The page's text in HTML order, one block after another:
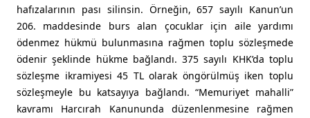
hafızalarının pası silinsin. Örneğin, 657 sayılı Kanun’un
206. maddesinde burs alan çocuklar için aile yardımı
ödenmez hükmü bulunmasına rağmen toplu sözleşmede
ödenir şeklinde hükme bağlandı. 375 sayılı KHK’da toplu
sözleşme ikramiyesi 45 TL olarak öngörülmüş iken toplu
sözleşmeyle bu katsayıya bağlandı. “Memuriyet mahalli”
kavramı Harcırah Kanununda düzenlenmesine rağmen